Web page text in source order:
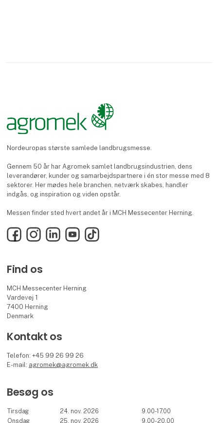
Nordeuropas største samlede landbrugsmesse.
Gennem 50 år har Agromek samlet landbrugsindustrien, dens
leverandører, kunder og samarbejdspartnere i én stor messe med 8
sektorer. Her mødes hele branchen, netværk skabes, handler
indgås, og inspiration og viden opstår.
Messen finder sted hvert andet år i MCH Messecenter Herning.
FacebookInstagramLinkedInYouTubeTikTok
Find os
MCH Messecenter Herning
Vardevej 1
7400 Herning
Denmark
Kontakt os
Telefon: +45 99 26 99 26
E-mail: agromek@agromek.dk
Besøg os
Tirsdag 24. nov. 2026
9.00-17.00
Onsdag
25. nov. 2026 9.00-20.00